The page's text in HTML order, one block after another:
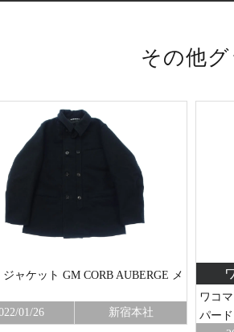
その他
ジャケット GM CORB AUBERGE メ
01/26
新宿本社
ワコ
パー